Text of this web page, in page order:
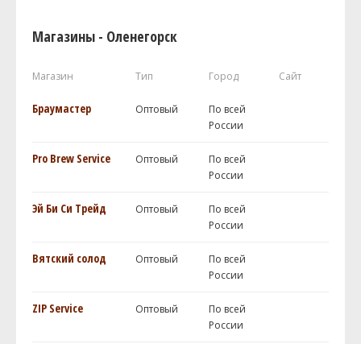
Магазины - Оленегорск
Магазин Тип Город Сайт
Браумастер Оптовый
По всей
России
Pro Brew Service Оптовый
По всей
России
Эй Би Си Трейд Оптовый
По всей
России
Вятский солод Оптовый
По всей
России
ZIP Service Оптовый
По всей
России